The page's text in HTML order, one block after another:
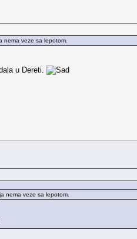
nema veze sa lepotom.
u Dereti.
nema veze sa lepotom.